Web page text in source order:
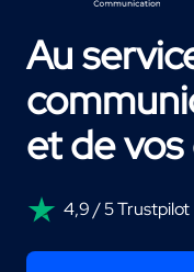
Au
et de
4,9 / 5 Trustpilot